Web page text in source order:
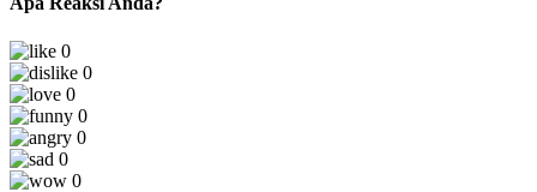
0
0
0
0
0
0
0